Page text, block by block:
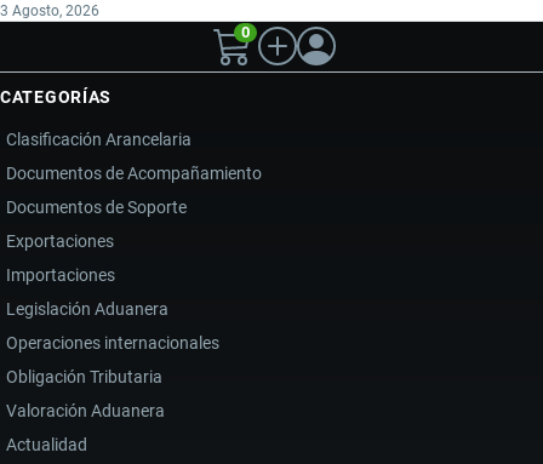
3 Agosto, 2026
0
CATEGORÍAS
Clasificación Arancelaria
Documentos de Acompañamiento
Documentos de Soporte
Exportaciones
Importaciones
Legislación Aduanera
Operaciones internacionales
Obligación Tributaria
Valoración Aduanera
Actualidad